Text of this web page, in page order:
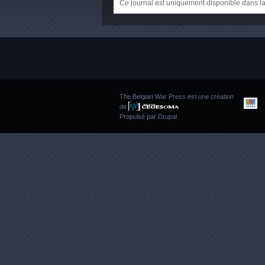
Ce journal est uniquement disponible dans
The Belgian War Press est une création
de
Propulsé par Drupal